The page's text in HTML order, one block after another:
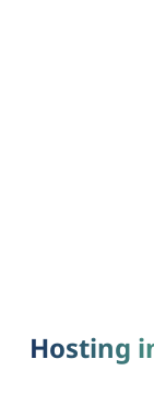
Hosting